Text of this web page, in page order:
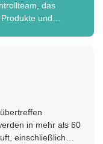
das
und
in mehr als 60
einschließlich